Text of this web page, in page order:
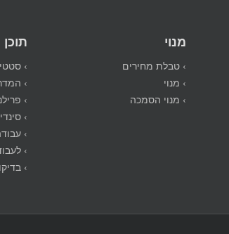
מנוי
› טבלת מחירים
› מנוי
› מנוי הסמכה
תוכן
›
›
›
›
›
›
›